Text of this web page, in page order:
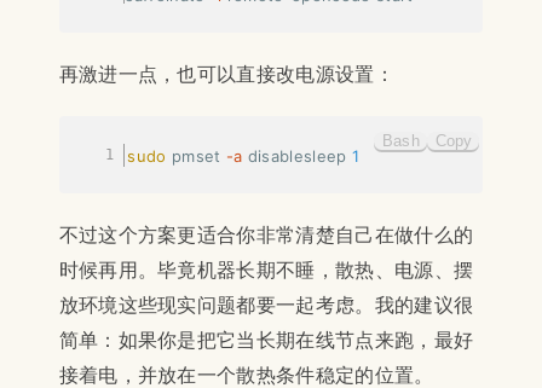
再激进一点，也可以直接改电源设置：
sudo pmset -a disablesleep 1
Bash Copy
不过这个方案更适合你非常清楚自己在做什么的
时候再用。毕竟机器长期不睡，散热、电源、摆
放环境这些现实问题都要一起考虑。我的建议很
简单：如果你是把它当长期在线节点来跑，最好
接着电，并放在一个散热条件稳定的位置。